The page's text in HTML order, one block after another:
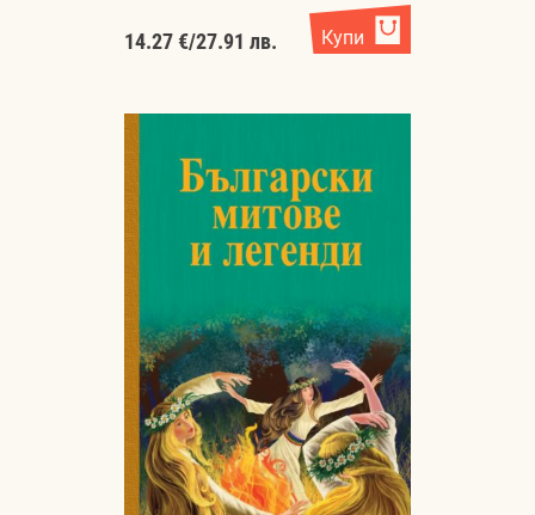
14.27 €/27.91 лв. Купи